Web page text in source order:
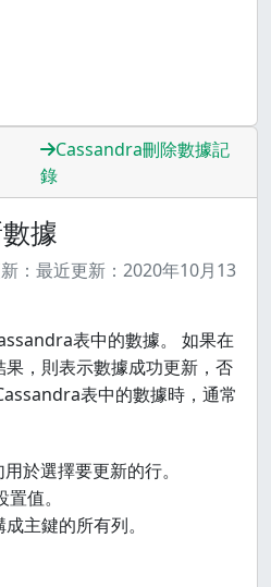
Cassandra刪除數據記
錄
據
： 最近更新： 2020年10月13
表中的數據。 如果在
，則表示數據成功更新，否
表中的數據時，通常
用於選擇要更新的行。
值。
主鍵的所有列。